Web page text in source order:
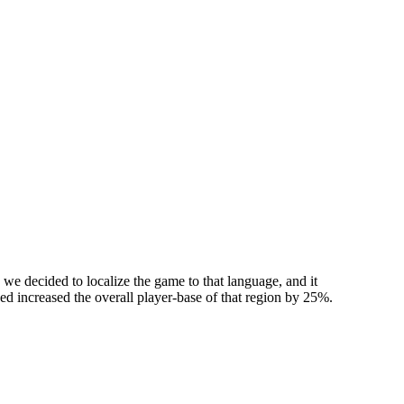
decided to localize the game to that language, and it
increased the overall player-base of that region by 25%.